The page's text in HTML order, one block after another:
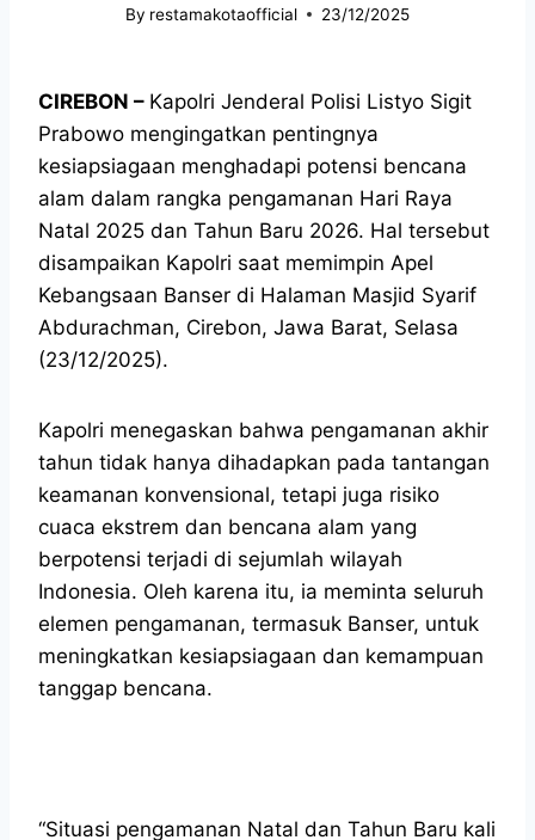
By restamakotaofficial 23/12/2025
CIREBON – Kapolri Jenderal Polisi Listyo Sigit
Prabowo mengingatkan pentingnya
kesiapsiagaan menghadapi potensi bencana
alam dalam rangka pengamanan Hari Raya
Natal 2025 dan Tahun Baru 2026. Hal tersebut
disampaikan Kapolri saat memimpin Apel
Kebangsaan Banser di Halaman Masjid Syarif
Abdurachman, Cirebon, Jawa Barat, Selasa
(23/12/2025).
Kapolri menegaskan bahwa pengamanan akhir
tahun tidak hanya dihadapkan pada tantangan
keamanan konvensional, tetapi juga risiko
cuaca ekstrem dan bencana alam yang
berpotensi terjadi di sejumlah wilayah
Indonesia. Oleh karena itu, ia meminta seluruh
elemen pengamanan, termasuk Banser, untuk
meningkatkan kesiapsiagaan dan kemampuan
tanggap bencana.
“Situasi pengamanan Natal dan Tahun Baru kali